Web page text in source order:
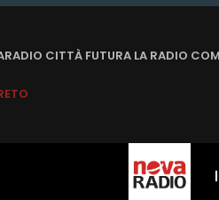
CITTÀ FUTURA LA RADIO